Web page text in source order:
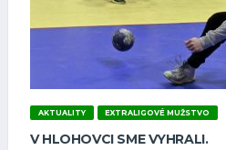
AKTUALITY EXTRALIGOVÉ MUŽSTVO
V HLOHOVCI SME VYHRALI.